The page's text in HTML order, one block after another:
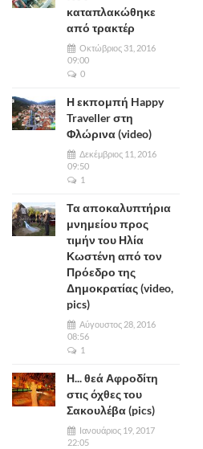
καταπλακώθηκε
από τρακτέρ
Οκτώβριος 31, 2016
09:00
0
Η εκπομπή Happy
Traveller στη
Φλώρινα (video)
Δεκέμβριος 11, 2016
09:50
1
Τα αποκαλυπτήρια
μνημείου προς
τιμήν του Ηλία
Κωστένη από τον
Πρόεδρο της
Δημοκρατίας (video,
pics)
Αύγουστος 28, 2016
08:56
1
Η... θεά Αφροδίτη
στις όχθες του
Σακουλέβα (pics)
Ιανουάριος 19, 2017
22:05